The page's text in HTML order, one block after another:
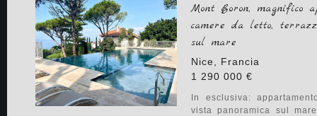
Mont Boron, magnifico
camere da letto,
sul mare
Nice, Francia
1 290 000 €
In esclusiva:
vista panoramica sul